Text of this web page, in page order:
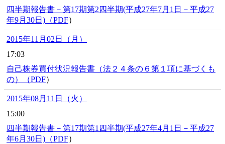
四半期報告書－第17期第2四半期(平成27年7月1日－平成27
年9月30日)（PDF）
2015年11月02日（月）
17:03
自己株券買付状況報告書（法２４条の６第１項に基づくも
の）（PDF）
2015年08月11日（火）
15:00
四半期報告書－第17期第1四半期(平成27年4月1日－平成27
年6月30日)（PDF）